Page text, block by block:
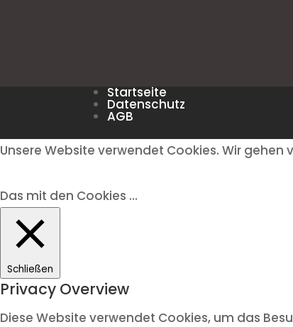
Startseite
Datenschutz
AGB
Unsere Website verwendet Cookies. Wir
Das mit den Cookies ...
Schließen
Privacy Overview
Diese Website verwendet Cookies, um das